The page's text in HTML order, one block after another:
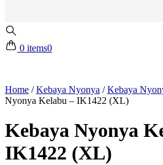
0 items0
Home /Kebaya Nyonya /Kebaya
Nyonya Kelabu – IK1422 (XL)
Kebaya Nyonya
IK1422 (XL)